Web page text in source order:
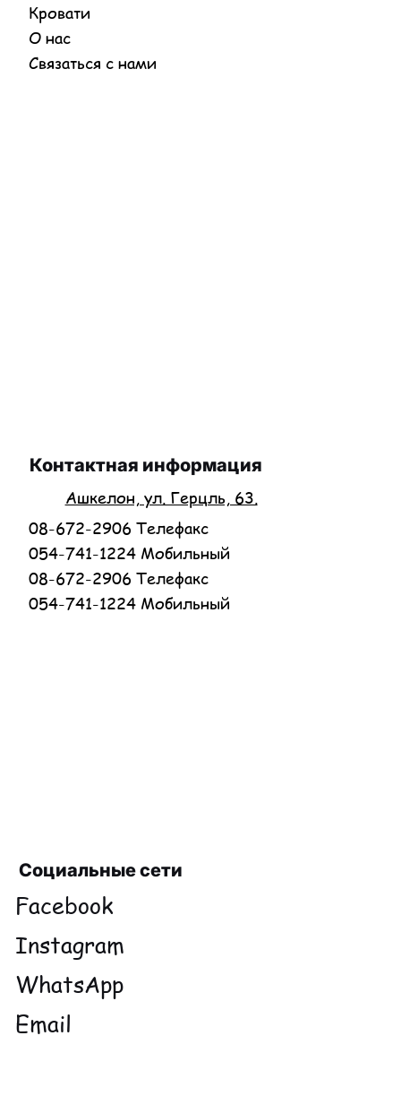
Социальные сети
Facebook
Instagram
WhatsApp
Email
Контактная информация
Ашкелон, ул. Герцль, 63.
08-672-2906 Телефакс
054-741-1224 Мобильный
08-672-2906 Телефакс
054-741-1224 Мобильный
Кровати
О нас
Связаться с нами